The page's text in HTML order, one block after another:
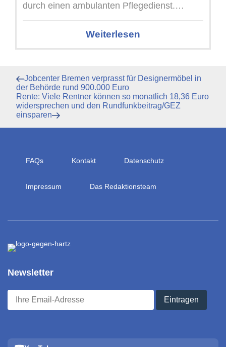
durch einen ambulanten Pflegedienst.
Daneben ...
Weiterlesen
Beitragsnavigation
Vorheriger
Beitrag
Jobcenter Bremen verprasst für Designermöbel in
der Behörde rund 900.000 Euro
Nächster
Beitrag
Rente: Viele Rentner können so monatlich 18,36 Euro
widersprechen und den Rundfunkbeitrag/GEZ
einsparen
FAQs Kontakt Datenschutz
Impressum Das Redaktionsteam
Newsletter